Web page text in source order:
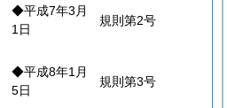
◆平成7年3月
1日
規則第2号
◆平成8年1月
5日
規則第3号